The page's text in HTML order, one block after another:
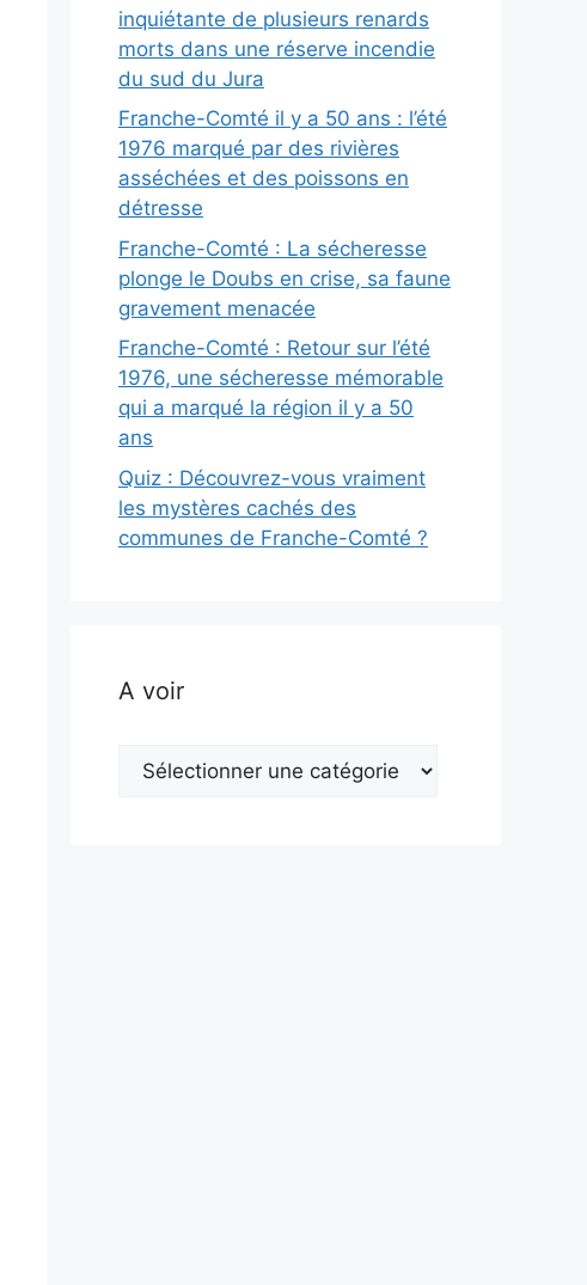
inquiétante de plusieurs renards
morts dans une réserve incendie
du sud du Jura
Franche-Comté il y a 50 ans : l’été
1976 marqué par des rivières
asséchées et des poissons en
détresse
Franche-Comté : La sécheresse
plonge le Doubs en crise, sa faune
gravement menacée
Franche-Comté : Retour sur l’été
1976, une sécheresse mémorable
qui a marqué la région il y a 50
ans
Quiz : Découvrez-vous vraiment
les mystères cachés des
communes de Franche-Comté ?
A voir
voir